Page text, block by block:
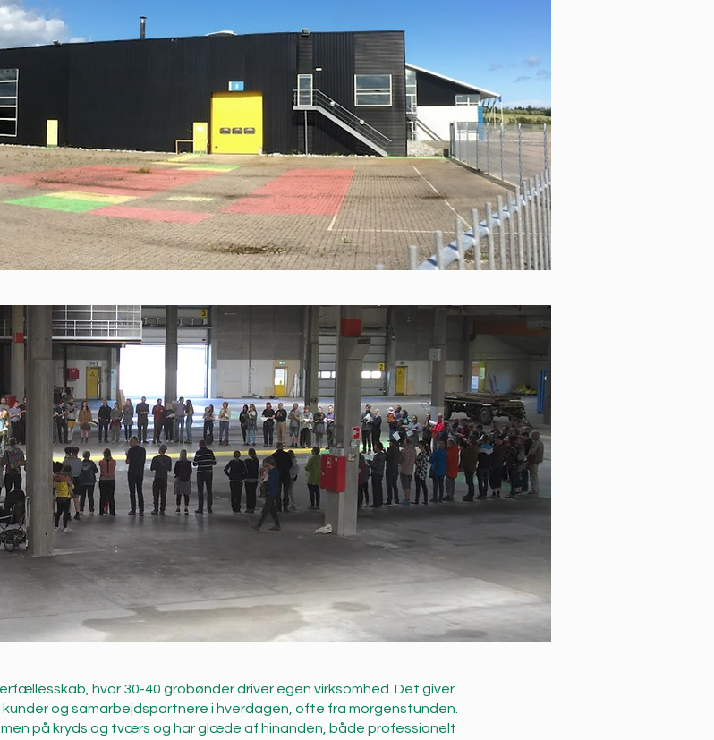
hvor 30-40 grobønder driver egen virksomhed. Det giver
og samarbejdspartnere i hverdagen, ofte fra morgenstunden.
på kryds og tværs og har glæde af hinanden, både professionelt